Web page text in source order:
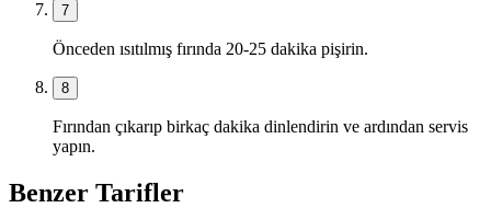
7
Önceden ısıtılmış fırında 20-25 dakika pişirin.
8
Fırından çıkarıp birkaç dakika dinlendirin ve ardından servis
yapın.
Benzer Tarifler